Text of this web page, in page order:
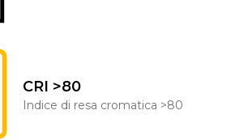
CRI >80
Indice di resa cromatica >80